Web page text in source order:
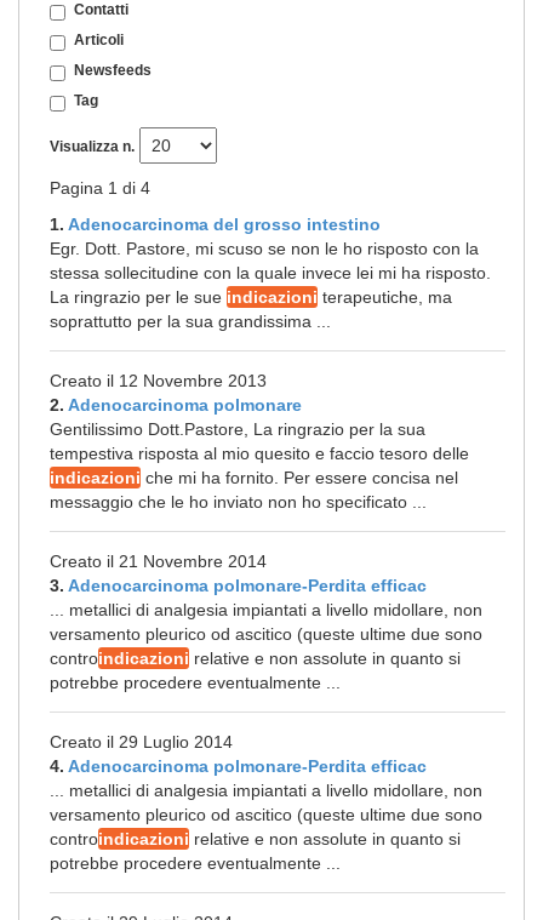
Contatti
Articoli
Newsfeeds
Tag
Visualizza n.
Pagina 1 di 4
1. Adenocarcinoma del grosso intestino
Egr. Dott. Pastore, mi scuso se non le ho risposto con la
stessa sollecitudine con la quale invece lei mi ha risposto.
La ringrazio per le sue indicazioni terapeutiche, ma
soprattutto per la sua grandissima ...
Creato il 12 Novembre 2013
2. Adenocarcinoma polmonare
Gentilissimo Dott.Pastore, La ringrazio per la sua
tempestiva risposta al mio quesito e faccio tesoro delle
indicazioni che mi ha fornito. Per essere concisa nel
messaggio che le ho inviato non ho specificato ...
Creato il 21 Novembre 2014
3. Adenocarcinoma polmonare-Perdita efficac
... metallici di analgesia impiantati a livello midollare, non
versamento pleurico od ascitico (queste ultime due sono
controindicazioni relative e non assolute in quanto si
potrebbe procedere eventualmente ...
Creato il 29 Luglio 2014
4. Adenocarcinoma polmonare-Perdita efficac
... metallici di analgesia impiantati a livello midollare, non
versamento pleurico od ascitico (queste ultime due sono
controindicazioni relative e non assolute in quanto si
potrebbe procedere eventualmente ...